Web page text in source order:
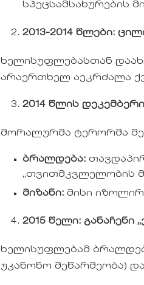
სპეცსამსახურების
2013-2014 წლები:
ხელისუფლებასთან
არაერთხელ აეკრძალა
2014 წლის
მორალურმა ტერორმა
ბრალდება:
„თვითმკვლელობის
მიზანი: მისი
2015 წელი: განაჩენი
ხელისუფლებამ
უკანონო მეწარმეობა)